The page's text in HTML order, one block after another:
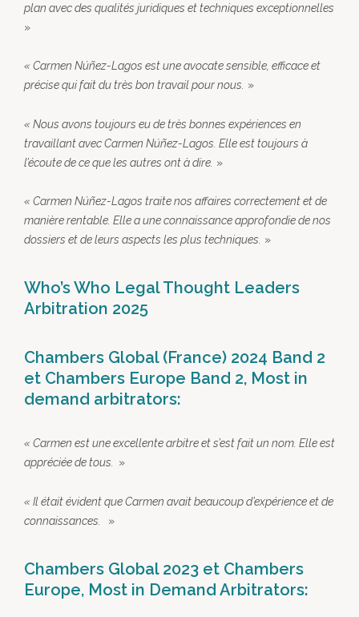
plan avec des qualités juridiques et techniques exceptionnelles
»
« Carmen Núñez-Lagos est une avocate sensible, efficace et
précise qui fait du très bon travail pour nous. »
« Nous avons toujours eu de très bonnes expériences en
travaillant avec Carmen Núñez-Lagos. Elle est toujours à
l’écoute de ce que les autres ont à dire. »
« Carmen Núñez-Lagos traite nos affaires correctement et de
manière rentable. Elle a une connaissance approfondie de nos
dossiers et de leurs aspects les plus techniques. »
Who’s Who Legal Thought Leaders
Arbitration 2025
Chambers Global (France) 2024 Band 2
et Chambers Europe Band 2, Most in
demand arbitrators:
«Carmen est une excellente arbitre et s’est fait un nom. Elle est
appréciée de tous. »
« Il était évident que Carmen avait beaucoup d’expérience et de
connaissances.
»
Chambers Global 2023 et Chambers
Europe, Most in Demand Arbitrators: